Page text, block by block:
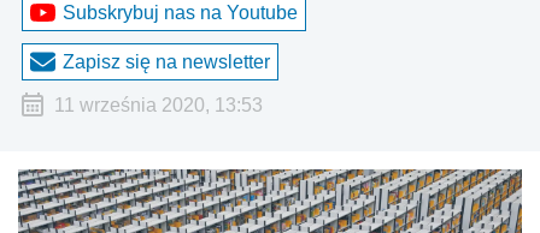
Subskrybuj nas na Youtube
Zapisz się na newsletter
11 września 2020, 13:53